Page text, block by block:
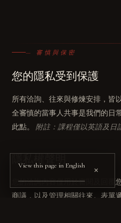
— 審慎與保密
您的隱私受到保護
所有洽詢、往來與修煉安排，皆
全審慎的當事人共事是我們的日
此點。 附註：課程僅以英語及日
您的洽詢內容僅用於審閱及回覆
商議，以及管理相關往來。表單
View this page in English
×